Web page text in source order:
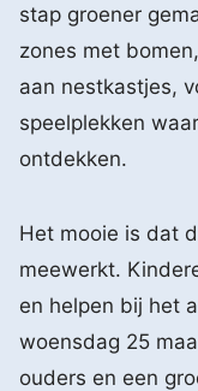
stap groener
zones met
aan nestkastjes,
speelplekken
ontdekken.
Het mooie is dat
meewerkt.
en helpen bij het
woensdag 25
ouders en een